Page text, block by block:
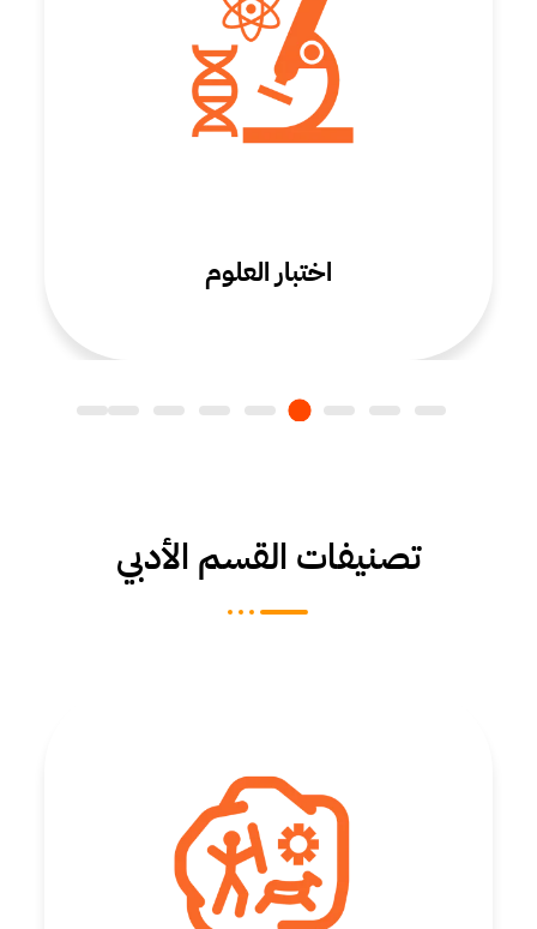
اختبار العلوم
تصنيفات القسم الأدبي